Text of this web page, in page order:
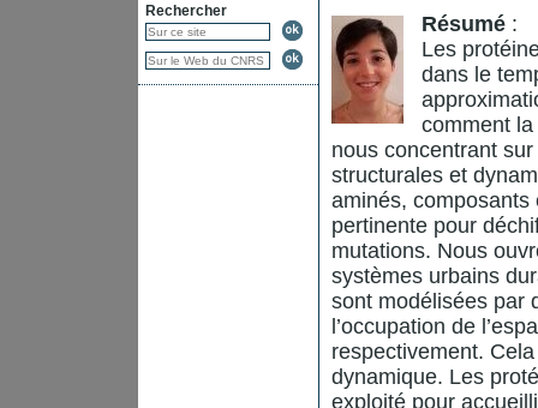
Rechercher
Résumé :
Les
dans le
comment
nous concentrant
structurales et
aminés,
pertinente pour
mutations. Nous
systèmes urbains
sont modélisées par
l’occupation de
respectivement.
dynamique. Les
exploité pour